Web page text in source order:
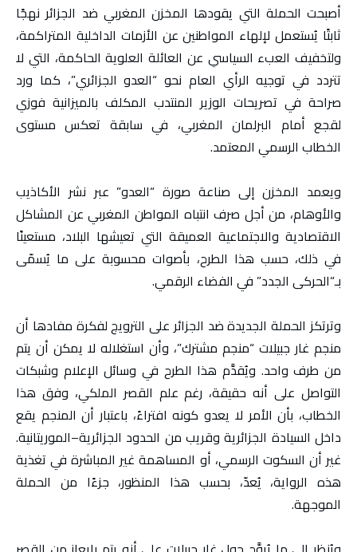
أصبحت الحملة التي يقودها المخزن المغربي ضد الجزائر نهجًا
ثابتًا يُستعمل لإلهاء المواطنين عن الأزمات الداخلية المتراكمة،
ولتخفيف العبء السياسي عن العائلة العلوية الحاكمة، التي لا
تتردد في توجيه الرأي العام نحو “العدو الجزائري”، كما ورد
صراحة في تصريحات الوزير المنتدب المكلف بالميزانية فوزي
لقجع أمام البرلمان المغربي، في سابقة تعكس مستوى
الخطاب الرسمي المعتمد.
ويعمد المخزن إلى صناعة صورة “العدو” عبر نشر الأكاذيب
والأوهام، من أجل صرف انتباه المواطن المغربي عن المشاكل
الاقتصادية والاجتماعية العميقة التي تعيشها البلاد، مستعينًا
في ذلك، حسب هذا الطرح، بأصوات محسوبة على ما يُسمّى
بـ“الحركى الجدد” في الفضاء الرقمي.
وترتكز الحملة الجديدة ضد الجزائر على الترويج لفكرة مفادها أن
منجم غار جبيلات “منجم مشترك”، وأن استغلاله لا يمكن أن يتم
من طرف واحد. ويُقدَّم هذا الطرح في وسائل الإعلام وشبكات
التواصل على أنه حقيقة، رغم علم القصر الملكي، وفق هذا
الخطاب، بأن الأمر لا يعدو كونه افتراءً، باعتبار أن المنجم يقع
داخل السيادة الجزائرية وقريب من الحدود الجزائرية–الموريتانية.
غير أن السكوت الرسمي، أو المساهمة غير المباشرة في تغذية
هذه الرواية، يُعدّ، بحسب هذا المنظور، جزءًا من الحملة
الموجهة.